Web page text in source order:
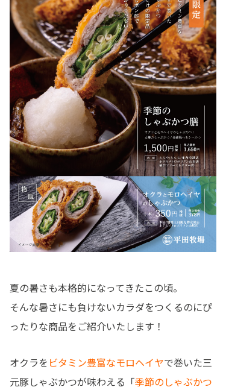
夏の暑さも本格的になってきたこの頃。
そんな暑さにも負けないカラダをつくるのにぴ
ったりな商品をご紹介いたします！
オクラを ビタミン豊富なモロヘイヤで巻いた三
元豚しゃぶかつが味わえる「季節のしゃぶかつ